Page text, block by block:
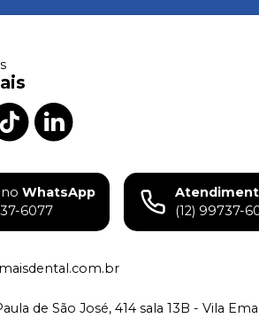
WhatsApp
6077
(12) 99737-
de São José, 414 sala 13B - Vila